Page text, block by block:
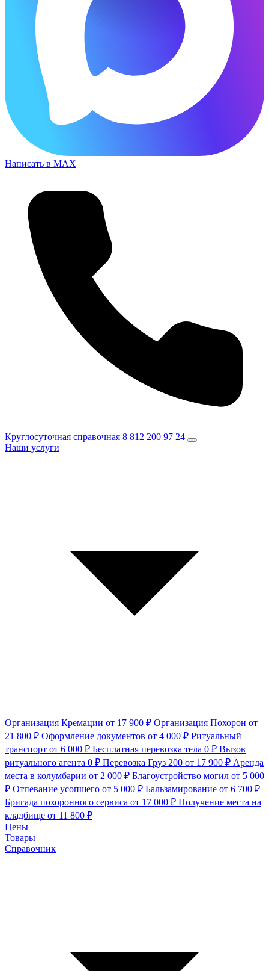
Написать в MAX
Круглосуточная справочная 8 812 200 97 24
Наши услуги
Организация Кремации от 17 900 ₽ Организация Похорон от
21 800 ₽ Оформление документов от 4 000 ₽ Ритуальный
транспорт от 6 000 ₽ Бесплатная перевозка тела 0 ₽ Вызов
ритуального агента 0 ₽ Перевозка Груз 200 от 17 900 ₽ Аренда
места в колумбарии от 2 000 ₽ Благоустройство могил от 5 000
₽ Отпевание усопшего от 5 000 ₽ Бальзамирование от 6 700 ₽
Бригада похоронного сервиса от 17 000 ₽ Получение места на
кладбище от 11 800 ₽
Цены
Товары
Справочник